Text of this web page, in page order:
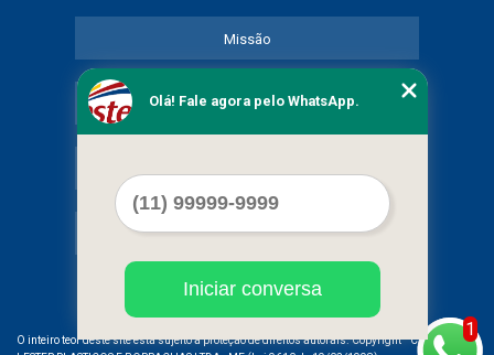
Missão
Serviços
Mapa do site
O inteiro teor deste site está sujeito à proteção de direitos autorais. Copyright COMERCIAL
1
Olá! Fale agora pelo WhatsApp.
Iniciar conversa